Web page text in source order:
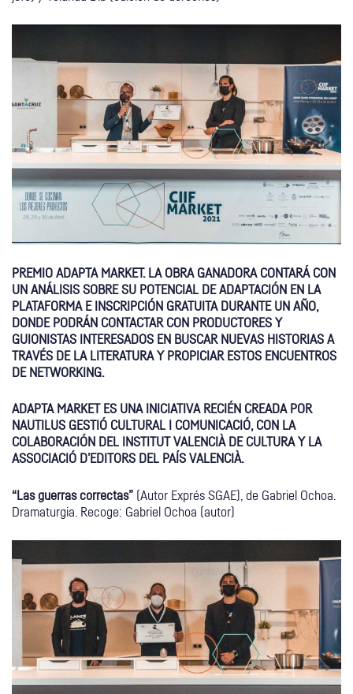
PREMIO ADAPTA MARKET. LA OBRA GANADORA CONTARÁ CON
UN ANÁLISIS SOBRE SU POTENCIAL DE ADAPTACIÓN EN LA
PLATAFORMA E INSCRIPCIÓN GRATUITA DURANTE UN AÑO,
DONDE PODRÁN CONTACTAR CON PRODUCTORES Y
GUIONISTAS INTERESADOS EN BUSCAR NUEVAS HISTORIAS A
TRAVÉS DE LA LITERATURA Y PROPICIAR ESTOS ENCUENTROS
DE NETWORKING.
ADAPTA MARKET ES UNA INICIATIVA RECIÉN CREADA POR
NAUTILUS GESTIÓ CULTURAL I COMUNICACIÓ, CON LA
COLABORACIÓN DEL INSTITUT VALENCIÀ DE CULTURA Y LA
ASSOCIACIÓ D’EDITORS DEL PAÍS VALENCIÀ.
“Las guerras correctas” (Autor Exprés SGAE), de Gabriel Ochoa.
Dramaturgia. Recoge: Gabriel Ochoa (autor)